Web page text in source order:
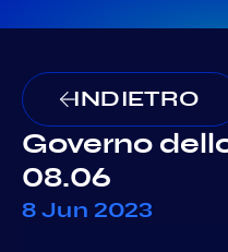
INDIETRO
Governo
08.06
8 Jun 2023